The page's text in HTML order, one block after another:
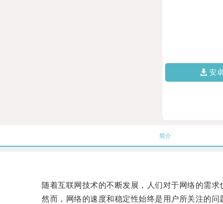
安
简介
随着互联网技术的不断发展，人们对于网络的需求
然而，网络的速度和稳定性始终是用户所关注的问